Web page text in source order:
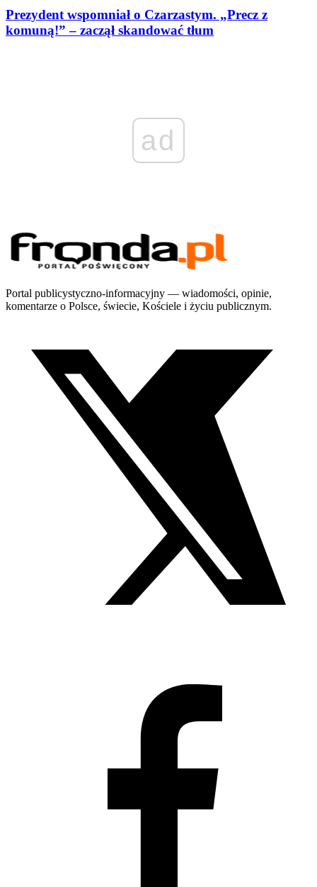
Prezydent wspomniał o Czarzastym. „Precz z
komuną!” – zaczął skandować tłum
ad
Portal publicystyczno-informacyjny — wiadomości, opinie,
komentarze o Polsce, świecie, Kościele i życiu publicznym.